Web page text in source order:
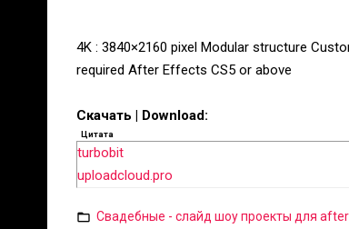
4K : 3840×2160 pixel Modular structure
required After Effects CS5 or above
Скачать | Download:
Цитата
turbobit
uploadcloud.pro
Свадебные - слайд шоу проекты для